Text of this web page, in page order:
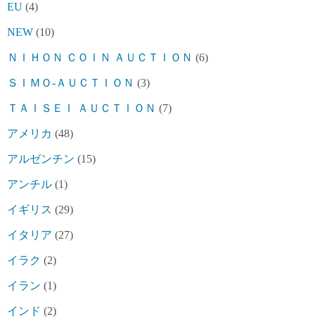
EU (4)
NEW (10)
ＮＩＨＯＮ ＣＯＩＮ ＡＵＣＴＩＯＮ (6)
ＳＩＭＯ-ＡＵＣＴＩＯＮ (3)
ＴＡＩＳＥＩ ＡＵＣＴＩＯＮ (7)
アメリカ (48)
アルゼンチン (15)
アンチル (1)
イギリス (29)
イタリア (27)
イラク (2)
イラン (1)
インド (2)